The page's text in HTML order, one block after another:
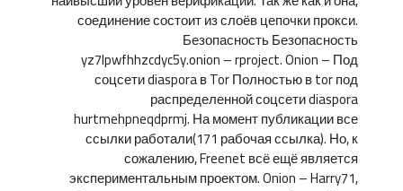
соединение состоит из слоёв цепочки прокси.
Безопасность Безопасность
yz7lpwfhhzcdyc5y.onion – rproject. Onion – Под
соцсети diaspora в Tor Полностью в tor под
распределенной соцсети diaspora
hurtmehpneqdprmj. На момент публикации все
ссылки работали(171 рабочая ссылка). Но, к
сожалению, Freenet всё ещё является
экспериментальным проектом. Onion – Harry71,